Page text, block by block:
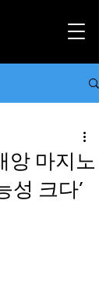
앙 마지노
성 크다’